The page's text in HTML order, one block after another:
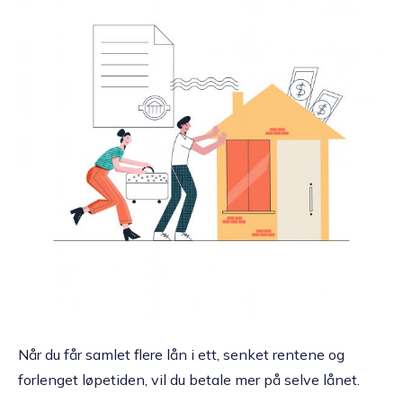
Når du får samlet flere lån i ett, senket rentene og
forlenget løpetiden, vil du betale mer på selve lånet.